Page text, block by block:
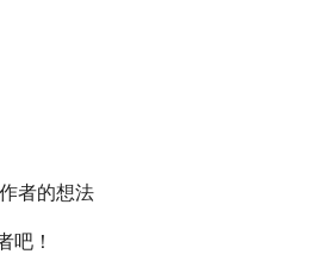
者的想法
吧！